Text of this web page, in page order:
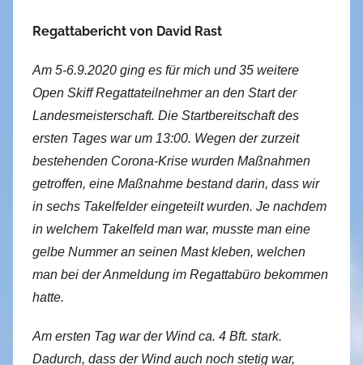
Regattabericht von David Rast
Am 5-6.9.2020 ging es für mich und 35 weitere
Open Skiff Regattateilnehmer an den Start der
Landesmeisterschaft. Die Startbereitschaft des
ersten Tages war um 13:00. Wegen der zurzeit
bestehenden Corona-Krise wurden Maßnahmen
getroffen, eine Maßnahme bestand darin, dass wir
in sechs Takelfelder eingeteilt wurden. Je nachdem
in welchem Takelfeld man war, musste man eine
gelbe Nummer an seinen Mast kleben, welchen
man bei der Anmeldung im Regattabüro bekommen
hatte.
Am ersten Tag war der Wind ca. 4 Bft. stark.
Dadurch, dass der Wind auch noch stetig war,